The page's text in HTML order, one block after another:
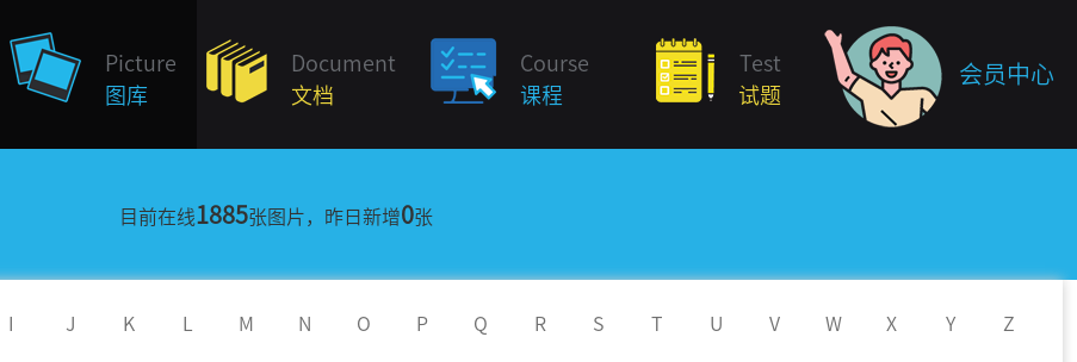
Picture
图库
Document
文档
Course
课程
Test
试题
会员中心
目前在线1885张图片，昨日新增0张
J K M N O P Q R S T U V W X Y Z